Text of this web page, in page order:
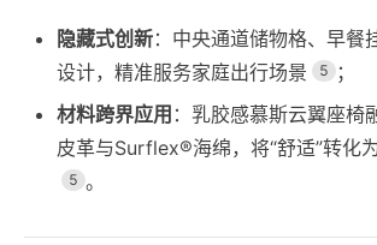
隐藏式创新：中央通道储物格、早餐
设计，精准服务家庭出行场景
5
；
材料跨界应用 ：乳胶感慕斯云翼座
皮革与Surflex®海绵，将“舒适”转化
5 。